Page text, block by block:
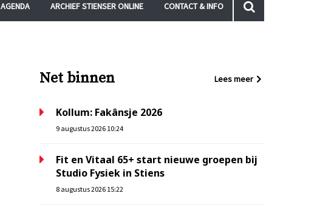
AGENDA ARCHIEF STIENSER ONLINE CONTACT & INFO
Net binnen Lees meer
Kollum: Fakânsje 2026
9 augustus 2026 10:24
Fit en Vitaal 65+ start nieuwe groepen bij
Studio Fysiek in Stiens
8 augustus 2026 15:22